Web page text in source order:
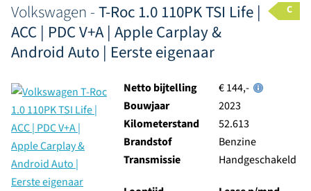
Volkswagen -T-Roc 1.0 110PK TSI Life |
ACC | PDC V+A | Apple Carplay &
Android Auto | Eerste eigenaar
C
Netto bijtelling
€ 144,-
Bouwjaar
2023
Kilometerstand
52.613
Brandstof
Benzine
Transmissie
Handgeschakeld